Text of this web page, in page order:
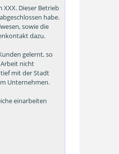
Dieser Betrieb
habe.
sowie die
dazu.
gelernt, so
nicht
mit der Stadt
Unternehmen.
einarbeiten